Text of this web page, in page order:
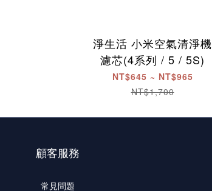
淨生活 小米空氣清淨機
濾芯(4系列 / 5 / 5S)
NT$645 ~ NT$965
NT$1,700
顧客服務
常見問題